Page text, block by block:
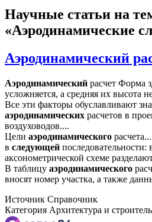
Научные статьи на
«Аэродинамические
Аэродинамический
Аэродинамический расчет Форма
усложняется, а средняя их высота
Все эти факторы обуславливают
аэродинамических расчетов в
воздуховодов....
Цели аэродинамического
в следующей последовательности:
аксонометрической схеме
В таблицу аэродинамического
вносят номер участка, а также
Источник Справочник
Категория Архитектура и